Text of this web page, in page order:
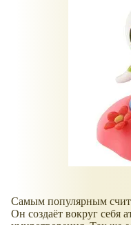
Самым популярным
Он создаёт вокруг себя